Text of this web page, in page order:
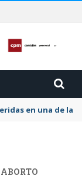
en una de